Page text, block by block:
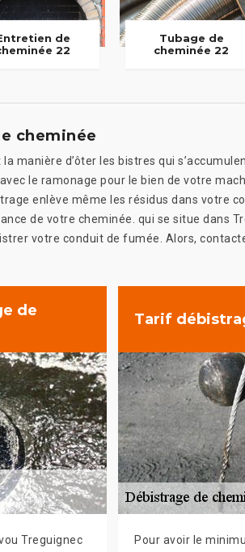
de
22
Tubage de
cheminée 22
cheminée
manière d’ôter les bistres qui
le ramonage pour le bien de votre
enlève même les résidus dans votre
de votre cheminée. qui se situe dans
votre conduit de fumée. Alors,
de
Treguignec
Tarif
Pour avoir le